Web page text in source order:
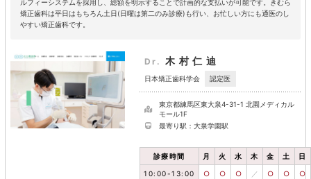
ルフィーシステムを採用し、総額を明示することで計画的な支払いが可能です。きむら
矯正歯科は平日はもちろん土日(日曜は第二のみ診療)も行い、お忙しい方にも通医のし
やすい矯正歯科です。
Dr. 木村仁迪
日本矯正歯科学会 認定医
東京都練馬区東大泉4-31-1 北園メディカル
モール1F
最寄り駅：大泉学園駅
診療時間 月 火 水 木 金 土 日
10:00-13:00 ○ ○ ○ ／ ○ ○ ○